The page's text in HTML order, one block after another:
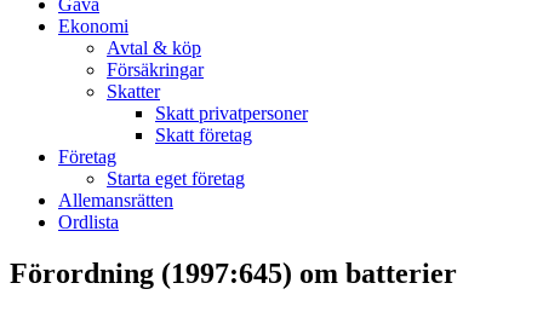
Ekonomi
Avtal & köp
Försäkringar
Skatter
Skatt privatpersoner
Skatt företag
Företag
Starta eget företag
Allemansrätten
Ordlista
Förordning (1997:645) om batterier